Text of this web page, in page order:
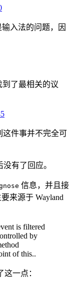
入法的问题，因
到了最相关的议
这件事并不完全可
有了回应。
信息，并且接
来源于 Wayland
is filtered
by
of this..
这一点：